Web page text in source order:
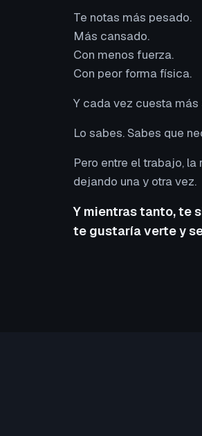
Te notas más pesado.
Más cansado.
Con menos fuerza.
Con peor forma física.
Y cada vez cuesta más
Lo sabes. Sabes que
Pero entre el trabajo,
dejando una y otra vez.
Y mientras tanto, te
te gustaría verte y